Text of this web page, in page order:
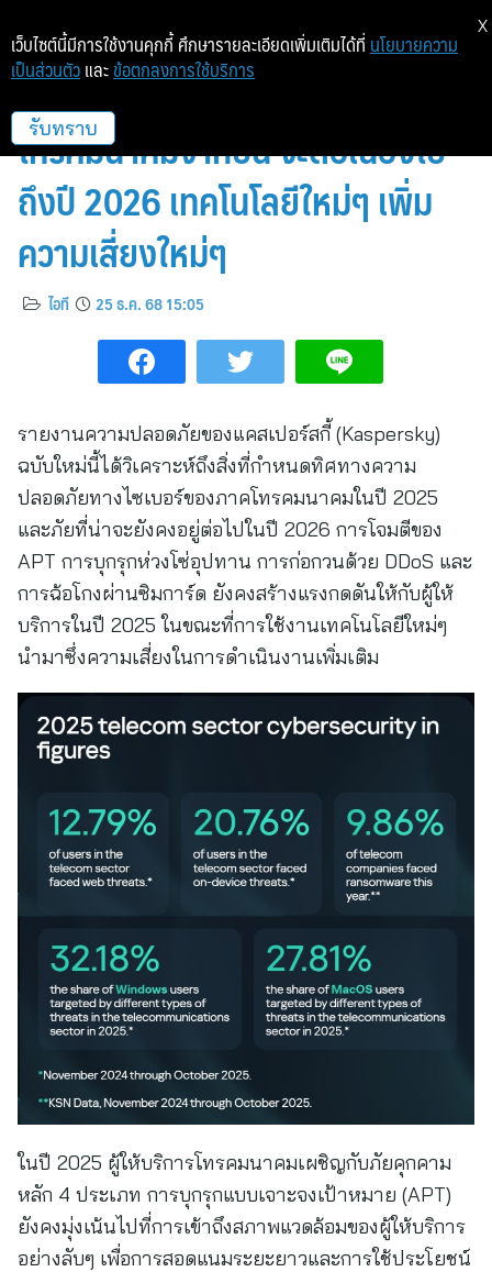
แคสเปอร์สกี้ชี้ ภัยคุกคามภาค
โทรคมนาคมจากปีนี้ จะต่อเนื่องไป
ถึงปี 2026 เทคโนโลยีใหม่ๆ เพิ่ม
ความเสี่ยงใหม่ๆ
ไอที 25 ธ.ค. 68 15:05
รายงานความปลอดภัยของแคสเปอร์สกี้ (Kaspersky)
ฉบับใหม่นี้ได้วิเคราะห์ถึงสิ่งที่กำหนดทิศทางความ
ปลอดภัยทางไซเบอร์ของภาคโทรคมนาคมในปี 2025
และภัยที่น่าจะยังคงอยู่ต่อไปในปี 2026 การโจมตีของ
APT การบุกรุกห่วงโซ่อุปทาน การก่อกวนด้วย DDoS และ
การฉ้อโกงผ่านซิมการ์ด ยังคงสร้างแรงกดดันให้กับผู้ให้
บริการในปี 2025 ในขณะที่การใช้งานเทคโนโลยีใหม่ๆ
นำมาซึ่งความเสี่ยงในการดำเนินงานเพิ่มเติม
ในปี 2025 ผู้ให้บริการโทรคมนาคมเผชิญกับภัยคุกคาม
หลัก 4 ประเภท การบุกรุกแบบเจาะจงเป้าหมาย (APT)
ยังคงมุ่งเน้นไปที่การเข้าถึงสภาพแวดล้อมของผู้ให้บริการ
อย่างลับๆ เพื่อการสอดแนมระยะยาวและการใช้ประโยชน์
เว็บไซต์นี้มีการใช้งานคุกกี้ ศึกษารายละเอียดเพิ่มเติมได้ที่ นโยบายความ
เป็นส่วนตัว และ ข้อตกลงการใช้บริการ
รับทราบ
X